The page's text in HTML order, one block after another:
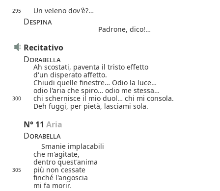
295 Un veleno dov'è?…
Despina
Padrone, dico!…
Recitativo
Dorabella
Ah scostati, paventa il tristo effetto
d'un disperato affetto.
Chiudi quelle finestre… Odio la luce…
odio l'aria che spiro… odio me stessa…
300
chi schernisce il mio duol… chi mi consola.
Deh fuggi, per pietà, lasciami sola.
N° 11 Aria
Dorabella
Smanie implacabili
che m'agitate,
dentro quest'anima
305
più non cessate
finché l'angoscia
mi fa morir.